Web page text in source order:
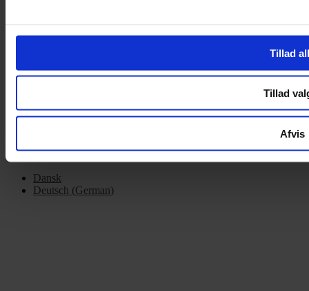
Tillad
Tillad
Afvis
Mandag – Fredag 10:00 – 17:30
Copyright © 2022.Design & hosting by Webhuset Ballum ApS
Dansk
Deutsch (German)